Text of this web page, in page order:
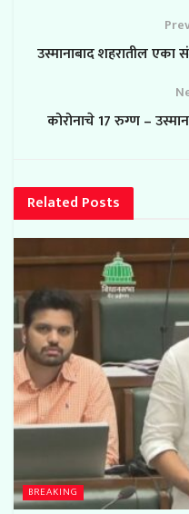
उस्मानाबाद शहरातील
कोरोनाचे 17 रुग्ण –
Related Posts
BREAKING